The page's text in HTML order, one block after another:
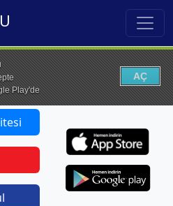
Play'de
AÇ